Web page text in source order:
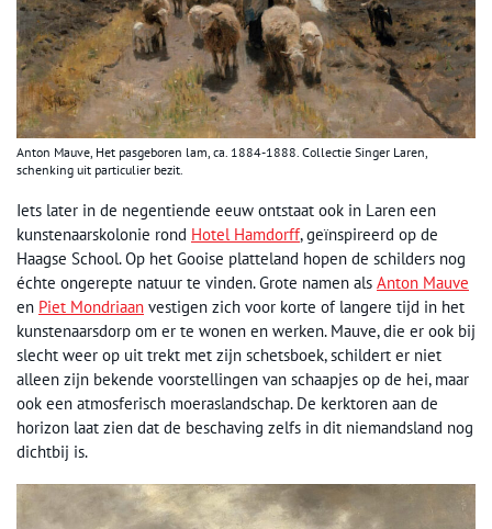
Anton Mauve, Het pasgeboren lam, ca. 1884-1888. Collectie Singer Laren,
schenking uit particulier bezit.
Iets later in de negentiende eeuw ontstaat ook in Laren een
kunstenaarskolonie rond Hotel Hamdorff, geïnspireerd op de
Haagse School. Op het Gooise platteland hopen de schilders nog
échte ongerepte natuur te vinden. Grote namen als Anton Mauve
en Piet Mondriaan vestigen zich voor korte of langere tijd in het
kunstenaarsdorp om er te wonen en werken. Mauve, die er ook bij
slecht weer op uit trekt met zijn schetsboek, schildert er niet
alleen zijn bekende voorstellingen van schaapjes op de hei, maar
ook een atmosferisch moeraslandschap. De kerktoren aan de
horizon laat zien dat de beschaving zelfs in dit niemandsland nog
dichtbij is.